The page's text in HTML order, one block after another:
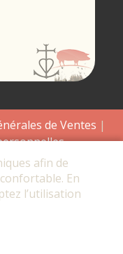
de Ventes |
mégères - Tous droits
Dynapse
afin de
En
l’utilisation